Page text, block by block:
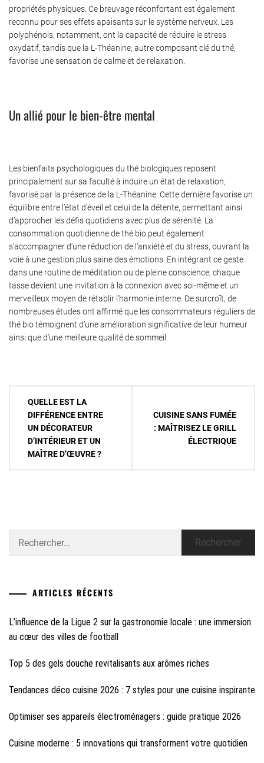
propriétés physiques. Ce breuvage réconfortant est également
reconnu pour ses effets apaisants sur le système nerveux. Les
polyphénols, notamment, ont la capacité de réduire le stress
oxydatif, tandis que la L-Théanine, autre composant clé du thé,
favorise une sensation de calme et de relaxation.
Un allié pour le bien-être mental
Les bienfaits psychologiques du thé biologiques reposent
principalement sur sa faculté à induire un état de relaxation,
favorisé par la présence de la L-Théanine. Cette dernière favorise un
équilibre entre l’état d’éveil et celui de la détente, permettant ainsi
d’approcher les défis quotidiens avec plus de sérénité. La
consommation quotidienne de thé bio peut également
s’accompagner d’une réduction de l’anxiété et du stress, ouvrant la
voie à une gestion plus saine des émotions. En intégrant ce geste
dans une routine de méditation ou de pleine conscience, chaque
tasse devient une invitation à la connexion avec soi-même et un
merveilleux moyen de rétablir l’harmonie interne. De surcroît, de
nombreuses études ont affirmé que les consommateurs réguliers de
thé bio témoignent d’une amélioration significative de leur humeur
ainsi que d’une meilleure qualité de sommeil.
Navigation
l’article
QUELLE EST LA
DIFFÉRENCE ENTRE
UN DÉCORATEUR
D’INTÉRIEUR ET UN
MAÎTRE D’ŒUVRE ?
CUISINE SANS FUMÉE
: MAÎTRISEZ LE GRILL
ÉLECTRIQUE
ARTICLES RÉCENTS
L’influence de la Ligue 2 sur la gastronomie locale : une immersion
au cœur des villes de football
Top 5 des gels douche revitalisants aux arômes riches
Tendances déco cuisine 2026 : 7 styles pour une cuisine inspirante
Optimiser ses appareils électroménagers : guide pratique 2026
Cuisine moderne : 5 innovations qui transforment votre quotidien